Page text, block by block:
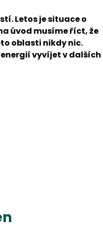
Letos je situace o
úvod musíme říct, že
oblasti nikdy nic.
vyvíjet v dalších